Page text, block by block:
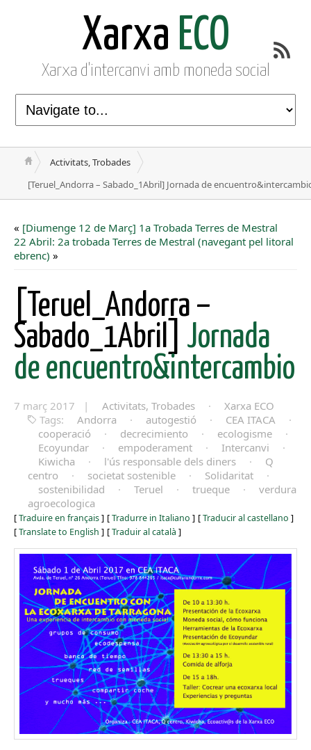
Xarxa ECO
Xarxa d'intercanvi amb moneda social
Activitats, Trobades
[Teruel_Andorra – Sabado_1Abril] Jornada de
« [Diumenge 12 de Març] 1a Trobada Terres de Mestral
22 Abril: 2a trobada Terres de Mestral (navegant pel litoral
ebrenc) »
[Teruel_Andorra –
Sabado_1Abril] Jornada
de encuentro&intercambio
7 març 2017 | Activitats, Trobades ·
Xarxa ECO
Tags:
Andorra · autogestió · CEA ITACA
·
cooperació
· decrecimiento · ecologisme
·
Ecoyundar
· empoderament · Intercanvi
·
Kiwicha
· l'ús responsable dels diners ·
Q
centro
· societat sostenible · Solidaritat
·
sostenibilidad
· Teruel · trueque ·
verdura
agroecologica
[Traduire en français] [Tradurre in Italiano ] [Traducir al castellano ]
[Translate to English ] [Traduir al català ]